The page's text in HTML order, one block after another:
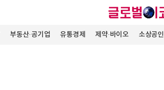
부동산·공기업 유통경제 제약∙바이오 소상공인